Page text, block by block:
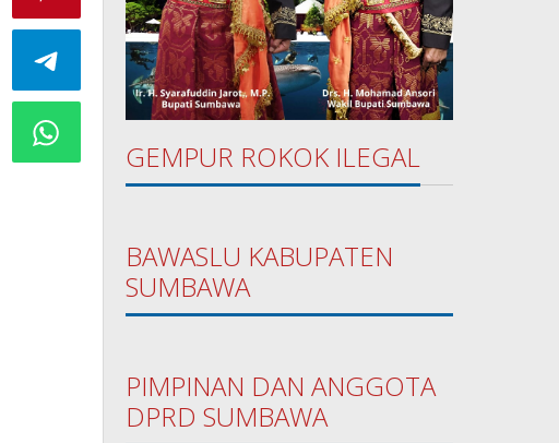
GEMPUR ROKOK ILEGAL
BAWASLU KABUPATEN
SUMBAWA
PIMPINAN DAN ANGGOTA
DPRD SUMBAWA